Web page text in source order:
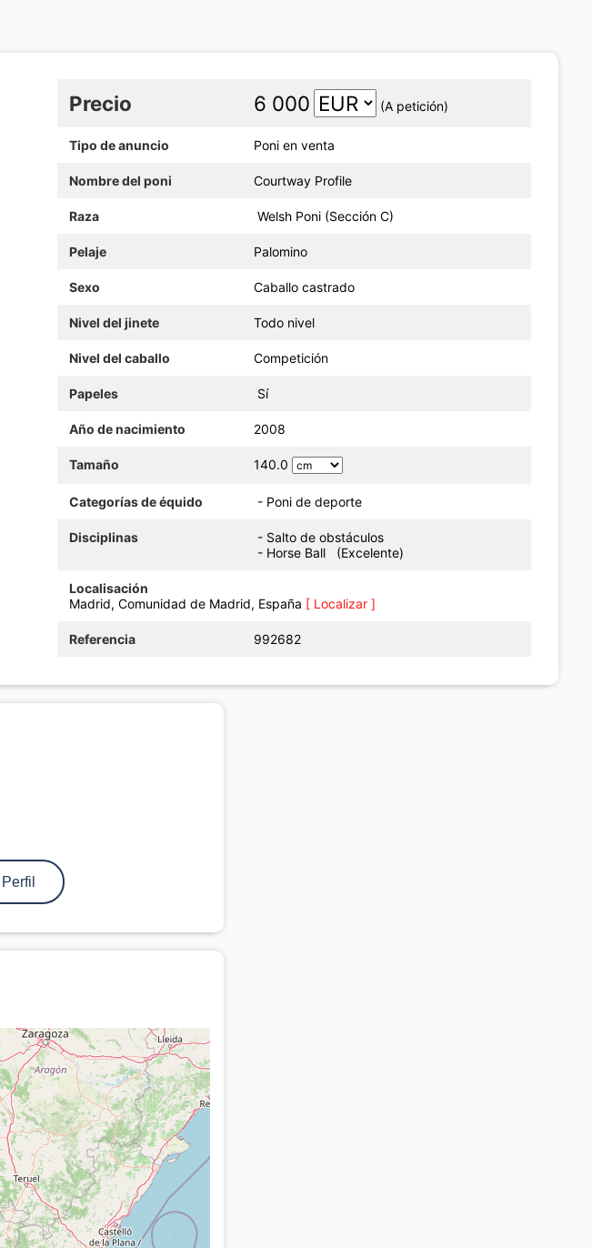
Precio 6 000 (A petición)
Tipo de anuncio Poni en venta
Nombre del poni Courtway Profile
Raza Welsh Poni (Sección C)
Pelaje Palomino
Sexo Caballo castrado
Nivel del jinete Todo nivel
Nivel del caballo Competición
Papeles Sí
Año de nacimiento 2008
Tamaño 140.0
Categorías de équido - Poni de deporte
Disciplinas
- Salto de obstáculos
- Horse Ball (Excelente)
Localisación
Madrid, Comunidad de Madrid, España [ Localizar ]
Referencia 992682